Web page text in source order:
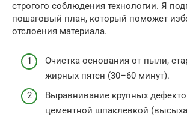
строгого соблюдения технологии. Я
пошаговый план, который поможет
отслоения материала.
Очистка основания от пыли,
жирных пятен (30–60 минут).
Выравнивание крупных
цементной шпаклевкой